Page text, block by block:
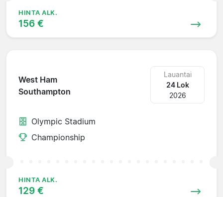
HINTA ALK.
156 €
West Ham
Southampton
Lauantai
24 Lok
2026
Olympic Stadium
Championship
HINTA ALK.
129 €